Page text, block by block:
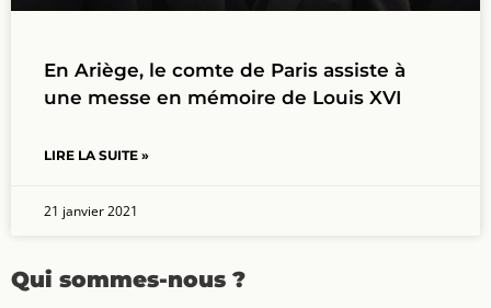
En Ariège, le comte de Paris assiste à
une messe en mémoire de Louis XVI
LIRE LA SUITE »
21 janvier 2021
Qui sommes-nous ?